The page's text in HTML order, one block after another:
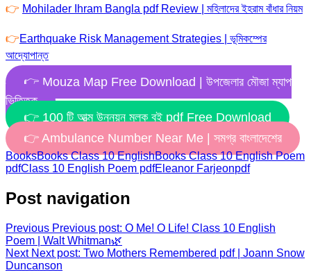
👉 Mohilader Ihram Bangla pdf Review | মহিলাদের ইহরাম বাঁধার নিয়ম
👉Earthquake Risk Management Strategies | ভূমিকম্পের
আদ্যোপান্ত
👉 Mouza Map Free Download | উপজেলার মৌজা ম্যাপ
ভিত্তিক
👉 100 টি আত্ম উন্নয়ন মূলক বই pdf Free Download
👉 Ambulance Number Near Me | সমগ্র বাংলাদেশের
BooksBooks Class 10 EnglishBooks Class 10 English Poem
pdfClass 10 English Poem pdfEleanor Farjeonpdf
Post navigation
Previous Previous post: O Me! O Life! Class 10 English
Poem | Walt Whitman🌿
Next Next post: Two Mothers Remembered pdf | Joann Snow
Duncanson